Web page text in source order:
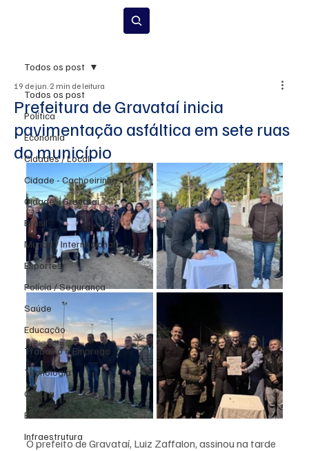
Todos os post
Política
Economia
Cidades / Local
Cidade - Cachoeirinha
Cidade - Gravataí
Brasil
Mundo / Internacional
Esportes
Polícia / Segurança
Saúde
Educação
Trabalho e Emprego
Tecnologia
Cultura
Entretenimento
Infraestrutura
Todos os post
Prefeitura de Gravataí inicia
pavimentação asfáltica em sete ruas
do município
19 de jun. 2 min de leitura
O prefeito de Gravataí, Luiz Zaffalon, assinou na tarde